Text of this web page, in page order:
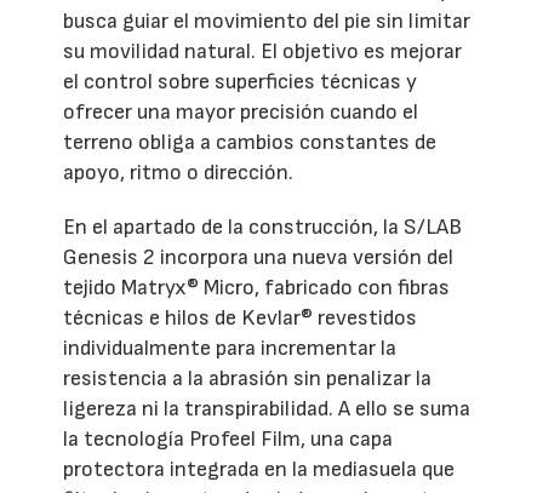
busca guiar el movimiento del pie sin limitar
su movilidad natural. El objetivo es mejorar
el control sobre superficies técnicas y
ofrecer una mayor precisión cuando el
terreno obliga a cambios constantes de
apoyo, ritmo o dirección.
En el apartado de la construcción, la S/LAB
Genesis 2 incorpora una nueva versión del
tejido Matryx® Micro, fabricado con fibras
técnicas e hilos de Kevlar® revestidos
individualmente para incrementar la
resistencia a la abrasión sin penalizar la
ligereza ni la transpirabilidad. A ello se suma
la tecnología Profeel Film, una capa
protectora integrada en la mediasuela que